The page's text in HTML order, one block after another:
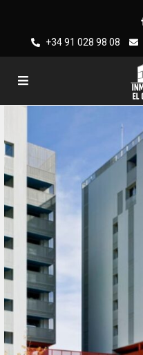
+34 91 028 98 08